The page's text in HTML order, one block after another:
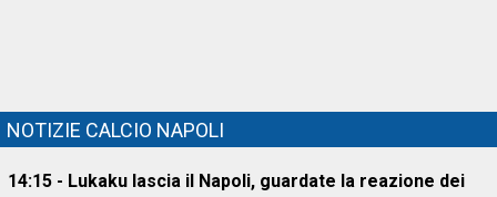
NOTIZIE CALCIO NAPOLI
14:15 - Lukaku lascia il Napoli, guardate la reazione dei